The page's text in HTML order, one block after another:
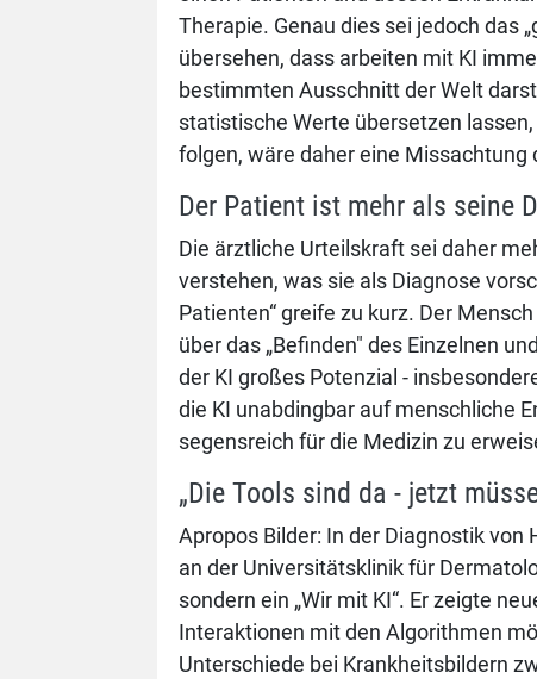
Therapie. Genau dies sei jedoch das
übersehen, dass arbeiten mit KI
bestimmten Ausschnitt der Welt
statistische Werte übersetzen
folgen, wäre daher eine
Der Patient ist mehr als seine
Die ärztliche Urteilskraft sei daher
verstehen, was sie als Diagnose
Patienten“ greife zu kurz. Der
über das „Befinden" des Einzelnen
der KI großes Potenzial -
die KI unabdingbar auf menschliche
segensreich für die Medizin zu
„Die Tools sind da - jetzt
Apropos Bilder: In der Diagnostik von
an der Universitätsklinik für
sondern ein „Wir mit KI“. Er zeigte
Interaktionen mit den Algorithmen
Unterschiede bei Krankheitsbildern